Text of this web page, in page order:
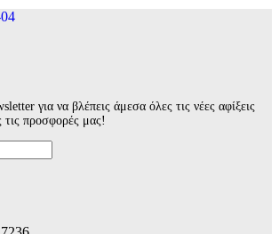
για να βλέπεις άμεσα όλες τις νέες αφίξεις
τις προσφορές μας!